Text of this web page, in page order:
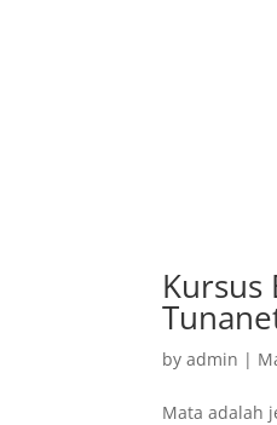
Kursus
byadmin |
Mata adalah